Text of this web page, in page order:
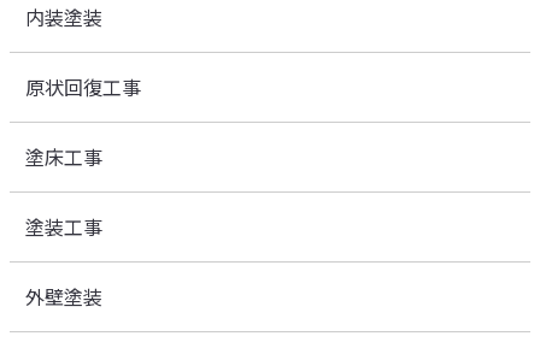
内装塗装
原状回復工事
塗床工事
塗装工事
外壁塗装